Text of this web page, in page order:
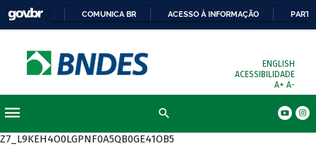
COMUNICA BR ACESSO À INFORMAÇÃO
ENGLISH
ACESSIBILIDADE
A+ A-
Z7_L9KEH4O0LGPNF0A5QB0GE41OB5